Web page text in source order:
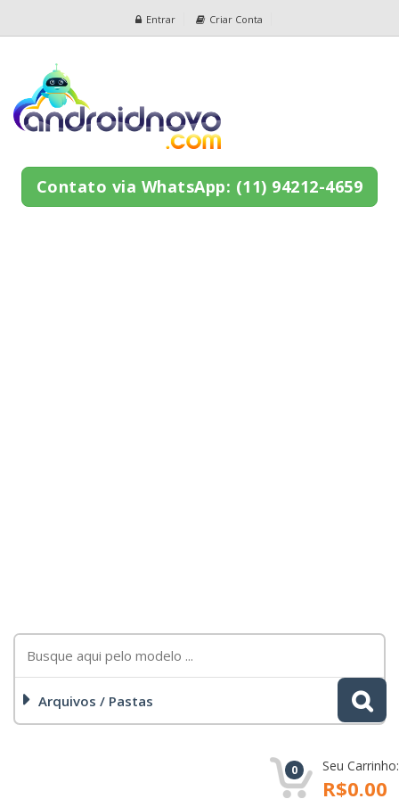
Entrar Criar Conta
Contato via WhatsApp: (11) 94212-4659
Arquivos / Pastas
0 Seu Carrinho:
R$0.00